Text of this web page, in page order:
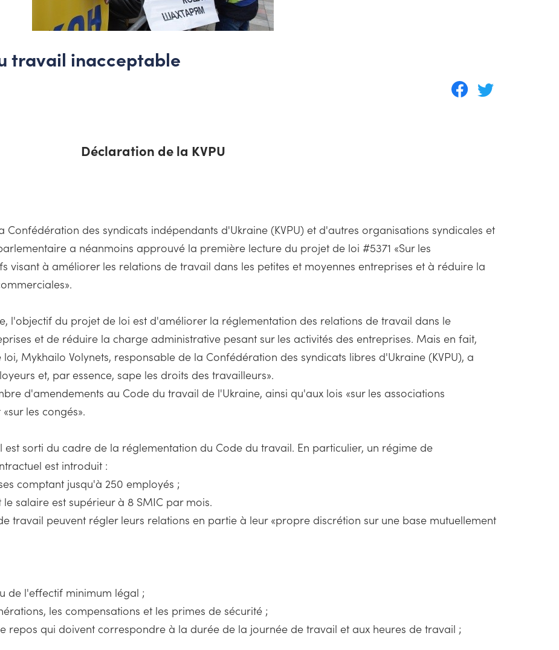
travail inacceptable
Déclaration de la KVPU
des syndicats indépendants d'Ukraine (KVPU) et d'autres organisations syndicales et
a néanmoins approuvé la première lecture du projet de loi #5371 «Sur les
visant à améliorer les relations de travail dans les petites et moyennes entreprises et à réduire la
l'objectif du projet de loi est d'améliorer la réglementation des relations de travail dans le
et de réduire la charge administrative pesant sur les activités des entreprises. Mais en fait,
Mykhailo Volynets, responsable de la Confédération des syndicats libres d'Ukraine (KVPU), a
et, par essence, sape les droits des travailleurs».
d'amendements au Code du travail de l'Ukraine, ainsi qu'aux lois «sur les associations
les congés».
sorti du cadre de la réglementation du Code du travail. En particulier, un régime de
est introduit :
comptant jusqu'à 250 employés ;
salaire est supérieur à 8 SMIC par mois.
travail peuvent régler leurs relations en partie à leur «propre discrétion sur une base mutuellement
de l'effectif minimum légal ;
les compensations et les primes de sécurité ;
repos qui doivent correspondre à la durée de la journée de travail et aux heures de travail ;